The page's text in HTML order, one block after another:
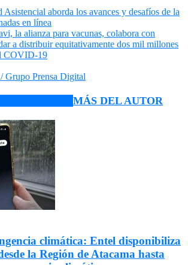
Asistencial aborda los avances y desafíos de la
en línea
la alianza para vacunas, colabora con
a distribuir equitativamente dos mil millones
COVID-19
Grupo Prensa Digital
MÁS DEL AUTOR
climática: Entel disponibiliza
la Región de Atacama hasta